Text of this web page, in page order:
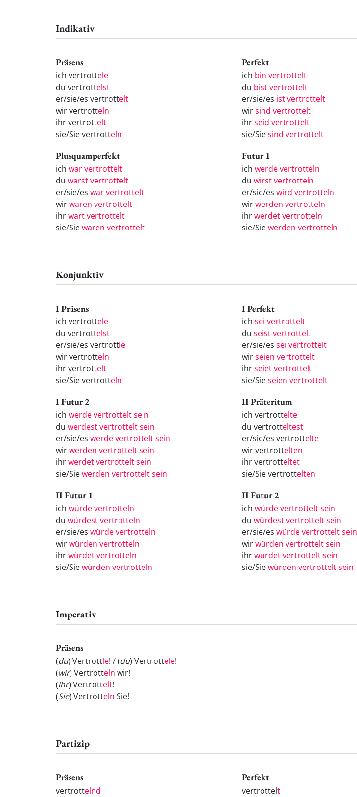
Indikativ
Präsens
ich vertrottele
du vertrottelst
er/sie/es vertrottelt
wir vertrotteln
ihr vertrottelt
sie/Sie vertrotteln
Perfekt
ich bin vertrottelt
du bist vertrottelt
er/sie/es ist vertrottelt
wirsind vertrottelt
ihrseid vertrottelt
sie/Siesind vertrottelt
Plusquamperfekt
ich war vertrottelt
du warst vertrottelt
er/sie/es war vertrottelt
wirwaren vertrottelt
ihrwart vertrottelt
sie/Siewaren vertrottelt
Futur 1
ich werde vertrotteln
du wirst vertrotteln
er/sie/es wird vertrotteln
wirwerden vertrotteln
ihrwerdet vertrotteln
sie/Siewerden vertrotteln
Konjunktiv
I Präsens
ich vertrottele
du vertrottelst
er/sie/es vertrottle
wir vertrotteln
ihr vertrottelt
sie/Sie vertrotteln
I Perfekt
ich sei vertrottelt
du seist vertrottelt
er/sie/es sei vertrottelt
wirseien vertrottelt
ihrseiet vertrottelt
sie/Sieseien vertrottelt
I Futur 2
ich werde vertrottelt sein
du werdest vertrottelt sein
er/sie/es werde vertrottelt sein
wirwerden vertrottelt sein
ihrwerdet vertrottelt sein
sie/Siewerden vertrottelt sein
II Präteritum
ich vertrottelte
du vertrotteltest
er/sie/es vertrottelte
wir vertrottelten
ihr vertrotteltet
sie/Sie vertrottelten
II Futur 1
ich würde vertrotteln
du würdest vertrotteln
er/sie/es würde vertrotteln
wirwürden vertrotteln
ihrwürdet vertrotteln
sie/Siewürden vertrotteln
II Futur 2
ich würde vertrottelt sein
du würdest vertrottelt sein
er/sie/es würde vertrottelt sein
wirwürden vertrottelt sein
ihrwürdet vertrottelt sein
sie/Siewürden vertrottelt sein
Imperativ
Präsens
(du) Vertrottle! / (du) Vertrottele!
(wir) Vertrotteln wir!
(ihr) Vertrottelt!
(Sie) Vertrotteln Sie!
Partizip
Präsens
vertrottelnd
Perfekt
vertrottelt